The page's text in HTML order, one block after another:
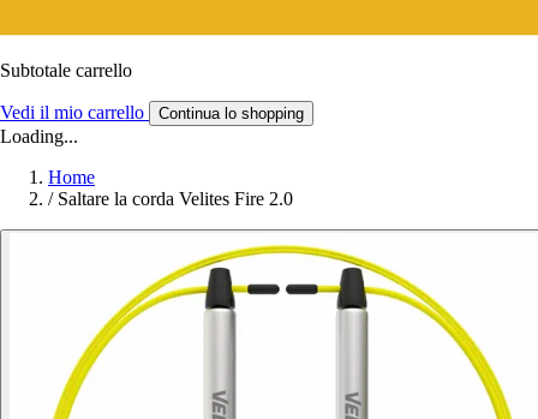
Subtotale carrello
Vedi il mio carrello Continua lo shopping
Loading...
Home
/ Saltare la corda Velites Fire 2.0